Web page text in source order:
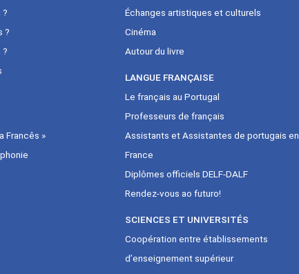
?
?
?
Francês »
Échanges artistiques et culturels
Cinéma
Autour du livre
LANGUE FRANÇAISE
Le français au Portugal
Professeurs de français
Assistants et Assistantes de portugais en
France
Diplômes officiels DELF-DALF
Rendez-vous ao futuro!
SCIENCES ET UNIVERSITÉS
Coopération entre établissements
d’enseignement supérieur